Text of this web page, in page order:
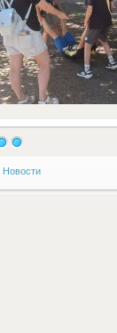
Новости